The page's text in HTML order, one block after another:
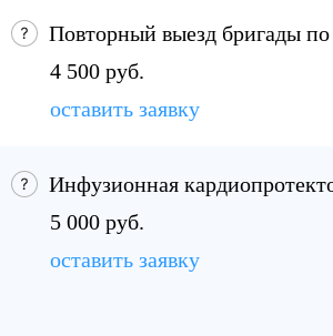
Повторный выезд бригады
4 500 руб.
оставить заявку
Инфузионная
5 000 руб.
оставить заявку